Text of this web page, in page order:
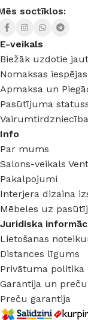
soctīklos:
E-veikals
Biežāk uzdotie
Nomaksas iespējas
Apmaksa un
Pasūtījuma
Vairumtirdzniecība
Info
Par mums
Salons-veikals
Pakalpojumi
Interjera dizaina
Mēbeles uz
Juridiska
Lietošanas
Distances līgums
Privātuma politika
Garantija un
Preču garantija